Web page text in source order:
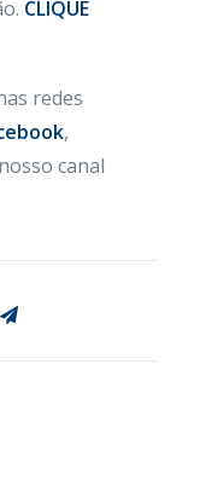
CLIQUE
redes
,
canal